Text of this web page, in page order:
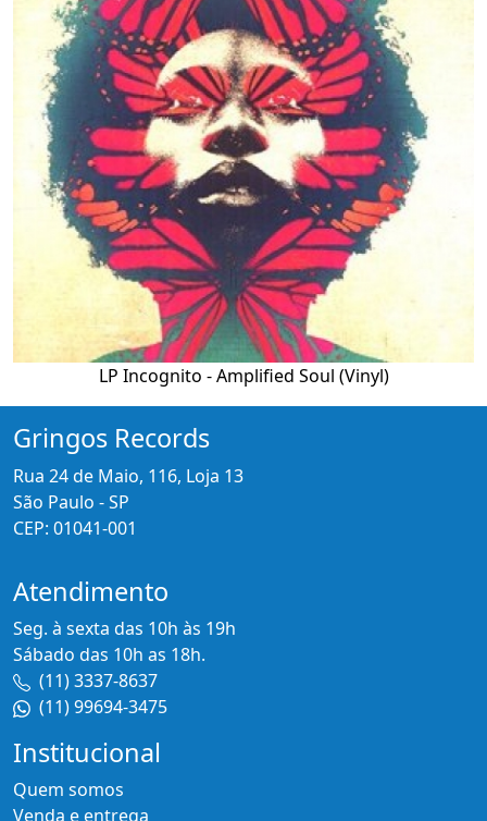
LP Incognito - Amplified Soul (Vinyl)
Gringos Records
Rua 24 de Maio, 116, Loja 13
São Paulo - SP
CEP: 01041-001
Atendimento
Seg. à sexta das 10h às 19h
Sábado das 10h as 18h.
(11) 3337-8637
(11) 99694-3475
Institucional
Quem somos
Venda e entrega